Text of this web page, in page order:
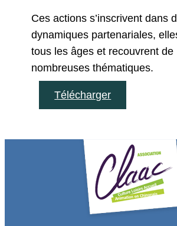
Ces actions s’inscrivent dans
dynamiques partenariales,
tous les âges et recouvrent de
nombreuses thématiques.
Télécharger